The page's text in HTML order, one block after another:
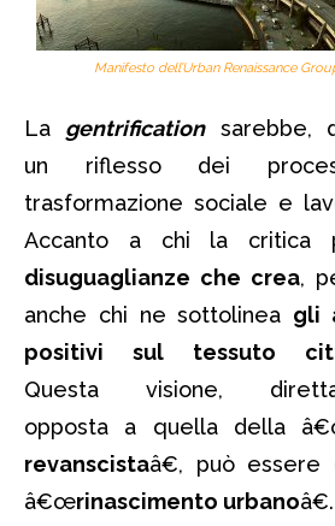
Manifesto dell’Urban Renaissance
La gentrificationsarebbe,
un riflesso dei
trasformazione sociale e
Accanto a chi la critica
disuguaglianze che crea,
anche chi ne sottolinea gli
positivi sul tessuto
Questa visione,
opposta a quella della
revanscistaâ€, può essere
â€œrinascimento urbanoâ€.